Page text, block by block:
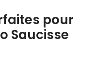
pour
Saucisse